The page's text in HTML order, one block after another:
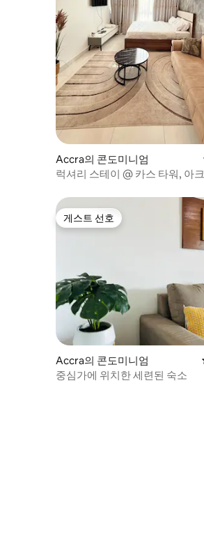
Accra의 콘도미니엄
럭셔리 스테이 @ 카스 타워, 아
게스트 선호
게스트 선호
Accra의 콘도미니엄
중심가에 위치한 세련된 숙소